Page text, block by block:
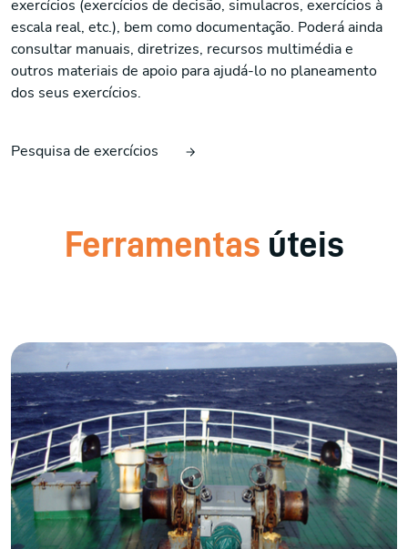
exercícios (exercícios de decisão, simulacros, exercícios à
escala real, etc.), bem como documentação. Poderá ainda
consultar manuais, diretrizes, recursos multimédia e
outros materiais de apoio para ajudá-lo no planeamento
dos seus exercícios.
Pesquisa de exercícios
Ferramentas úteis